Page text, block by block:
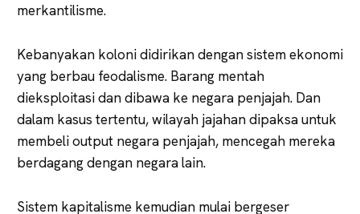
merkantilisme.
Kebanyakan koloni didirikan dengan sistem ekonomi
yang berbau feodalisme. Barang mentah
dieksploitasi dan dibawa ke negara penjajah. Dan
dalam kasus tertentu, wilayah jajahan dipaksa untuk
membeli output negara penjajah, mencegah mereka
berdagang dengan negara lain.
Sistem kapitalisme kemudian mulai bergeser